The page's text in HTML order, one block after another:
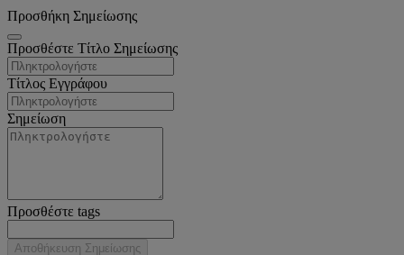
Προσθήκη Σημείωσης
Προσθέστε Τίτλο Σημείωσης
Τίτλος Εγγράφου
Σημείωση
Προσθέστε tags
Αποθήκευση Σημείωσης